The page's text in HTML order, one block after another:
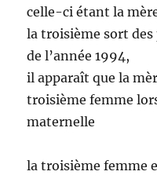
celle-ci étant la
la troisième sort
de l’année 1994,
il apparaît que la
troisième femme
maternelle
la troisième femme